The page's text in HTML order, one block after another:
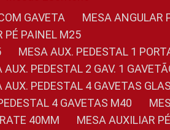
GAVETA
MESA
PÉ PAINEL M25
MESA AUX. PEDESTAL 1
AUX. PEDESTAL 2 GAV. 1
AUX. PEDESTAL 4 GAVETAS
PEDESTAL 4 GAVETAS M40
40MM
MESA AUXILIAR